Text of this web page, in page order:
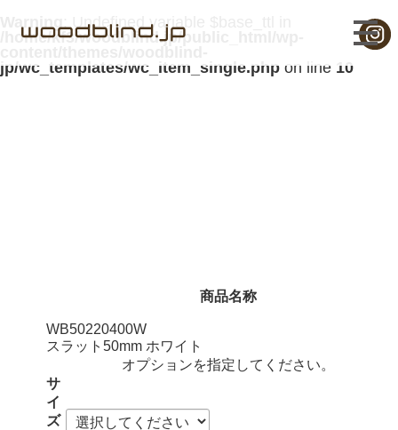
Warning: Undefined variable $base_ttl in
/home/kf3/woodblind.jp/public_html/wp-
jp/wc_templates/wc_item_single.php on line 10
商品名称
WB50220400W
スラット50mm ホワイト
オプションを指定してください。
サ
イ
ズ